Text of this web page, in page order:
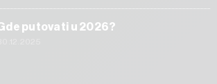
putovati u 2026?